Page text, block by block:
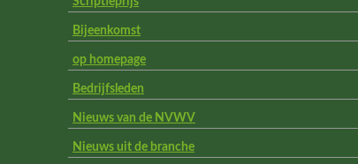
Bijeenkomst
op homepage
Bedrijfsleden
Nieuws van de NVWV
Nieuws uit de branche